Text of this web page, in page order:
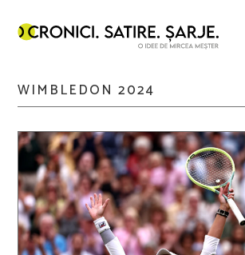
WIMBLEDON 2024